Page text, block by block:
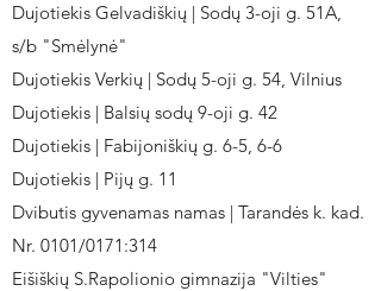
Dujotiekis Gelvadiškių | Sodų 3-oji g. 51A,
s/b "Smėlynė"
Dujotiekis Verkių | Sodų 5-oji g. 54, Vilnius
Dujotiekis | Balsių sodų 9-oji g. 42
Dujotiekis | Fabijoniškių g. 6-5, 6-6
Dujotiekis | Pijų g. 11
Dvibutis gyvenamas namas | Tarandės k. kad.
Nr. 0101/0171:314
Eišiškių S.Rapolionio gimnazija "Vilties"